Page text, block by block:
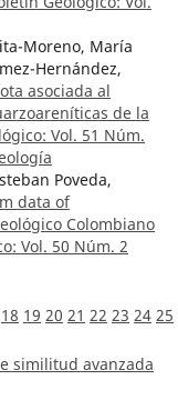
Moreno, María
Hernández,
asociada al
de la
Vol. 51 Núm.
Poveda,
data of
Colombiano
Vol. 50 Núm. 2
18 19 20 21 22 23 24 25
similitud avanzada